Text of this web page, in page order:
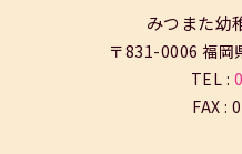
みつまた幼
〒831-0006 福岡
TEL :
FAX :